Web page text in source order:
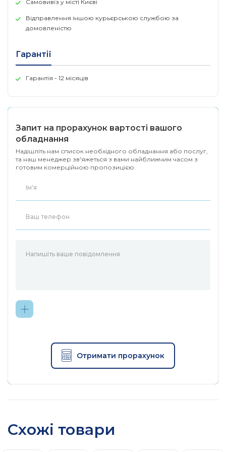
Бездротова мережа
Wi-Fi швидкість 5 ГГц: 2402 Мбіт/с (802.11ax,
2,4 ГГц: 574 Мбіт/с (802.11ax)
З декількох антен формується
Потужний модуль FEM
Покращує потужність передачі
Самовивіз у місті Києві
Відправлення іншою курьєрською службою за
домовленістю
Гарантії
Гарантія - 12 місяців
Запит на прорахунок вартості вашого
обладнання
Надішліть нам список необхідного обладнання або послуг,
та наш менеджер зв'яжеться з вами найближчим часом з
готовим комерційною пропозицією
Отримати прорахунок
Схожі товари